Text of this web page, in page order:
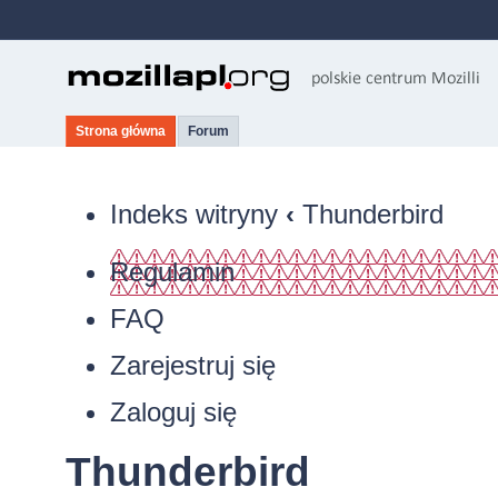
Strona główna Forum
Indeks witryny ‹ Thunderbird
Regulamin
FAQ
Zarejestruj się
Zaloguj się
Thunderbird